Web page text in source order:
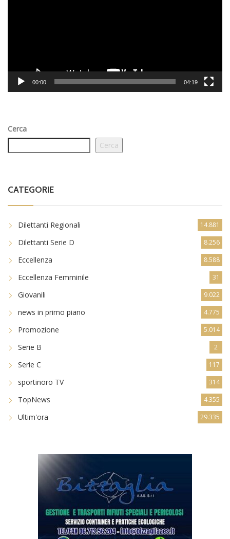
00:00 04:19
Cerca
Cerca
CATEGORIE
Dilettanti Regionali 14.881
Dilettanti Serie D 8.256
Eccellenza 8.588
Eccellenza Femminile 31
Giovanili 9.022
news in primo piano 4.775
Promozione 5.014
Serie B 2
Serie C 117
sportinoro TV 314
TopNews 4.355
Ultim'ora 29.335